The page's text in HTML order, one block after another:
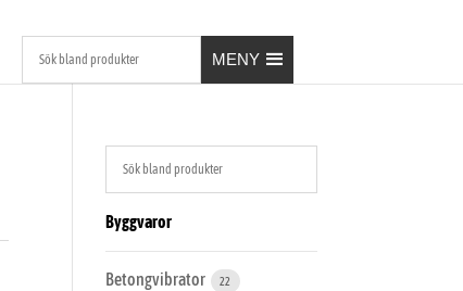
MENY
Byggvaror
Betongvibrator 22